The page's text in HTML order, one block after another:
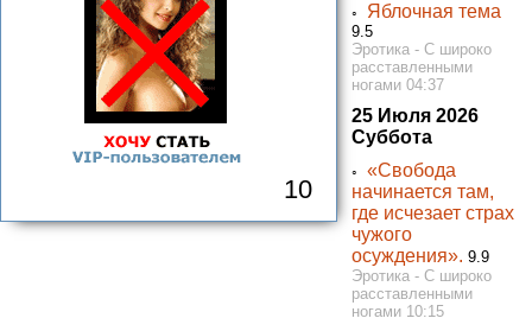
10
◦ Яблочная тема
9.5
Эротика - С широко
расставленными
ногами 04:37
25 Июля 2026
Суббота
◦«Свобода
начинается там,
где исчезает страх
чужого
осуждения». 9.9
Эротика - С широко
расставленными
ногами 10:15